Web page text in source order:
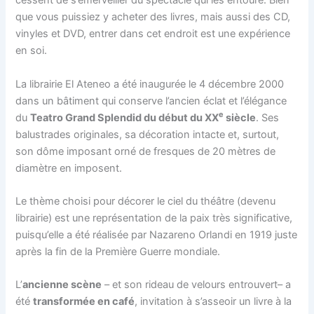
que vous puissiez y acheter des livres, mais aussi des CD,
vinyles et DVD, entrer dans cet endroit est une expérience
en soi.
La librairie El Ateneo a été inaugurée le 4 décembre 2000
dans un bâtiment qui conserve l’ancien éclat et l’élégance
duTeatro Grand Splendid du début du XXe siècle. Ses
balustrades originales, sa décoration intacte et, surtout,
son dôme imposant orné de fresques de 20 mètres de
diamètre en imposent.
Le thème choisi pour décorer le ciel du théâtre (devenu
librairie) est une représentation de la paix très significative,
puisqu’elle a été réalisée par Nazareno Orlandi en 1919 juste
après la fin de la Première Guerre mondiale.
L’ancienne scène – et son rideau de velours entrouvert– a
ététransformée en café, invitation à s’asseoir un livre à la